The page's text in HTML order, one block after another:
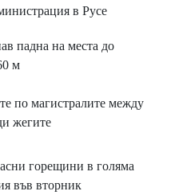
в Русе
падна на места до
м
по магистралите между
жегите
горещини в голяма
във вторник